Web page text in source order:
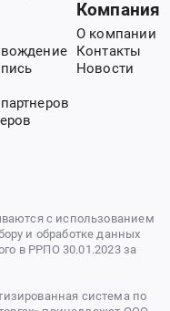
Компания
О компании
Контакты
Новости
с использованием
и обработке данных
в РРПО 30.01.2023 за
система по